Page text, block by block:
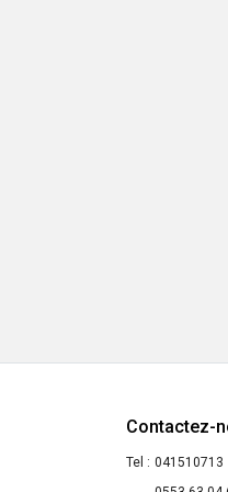
Contactez-
Tel : 041510713